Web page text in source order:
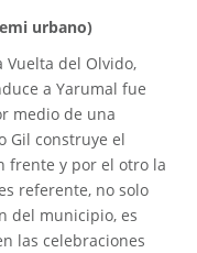
urbano)
Vuelta del Olvido,
a Yarumal fue
medio de una
Gil construye el
frente y por el otro la
referente, no solo
del municipio, es
las celebraciones